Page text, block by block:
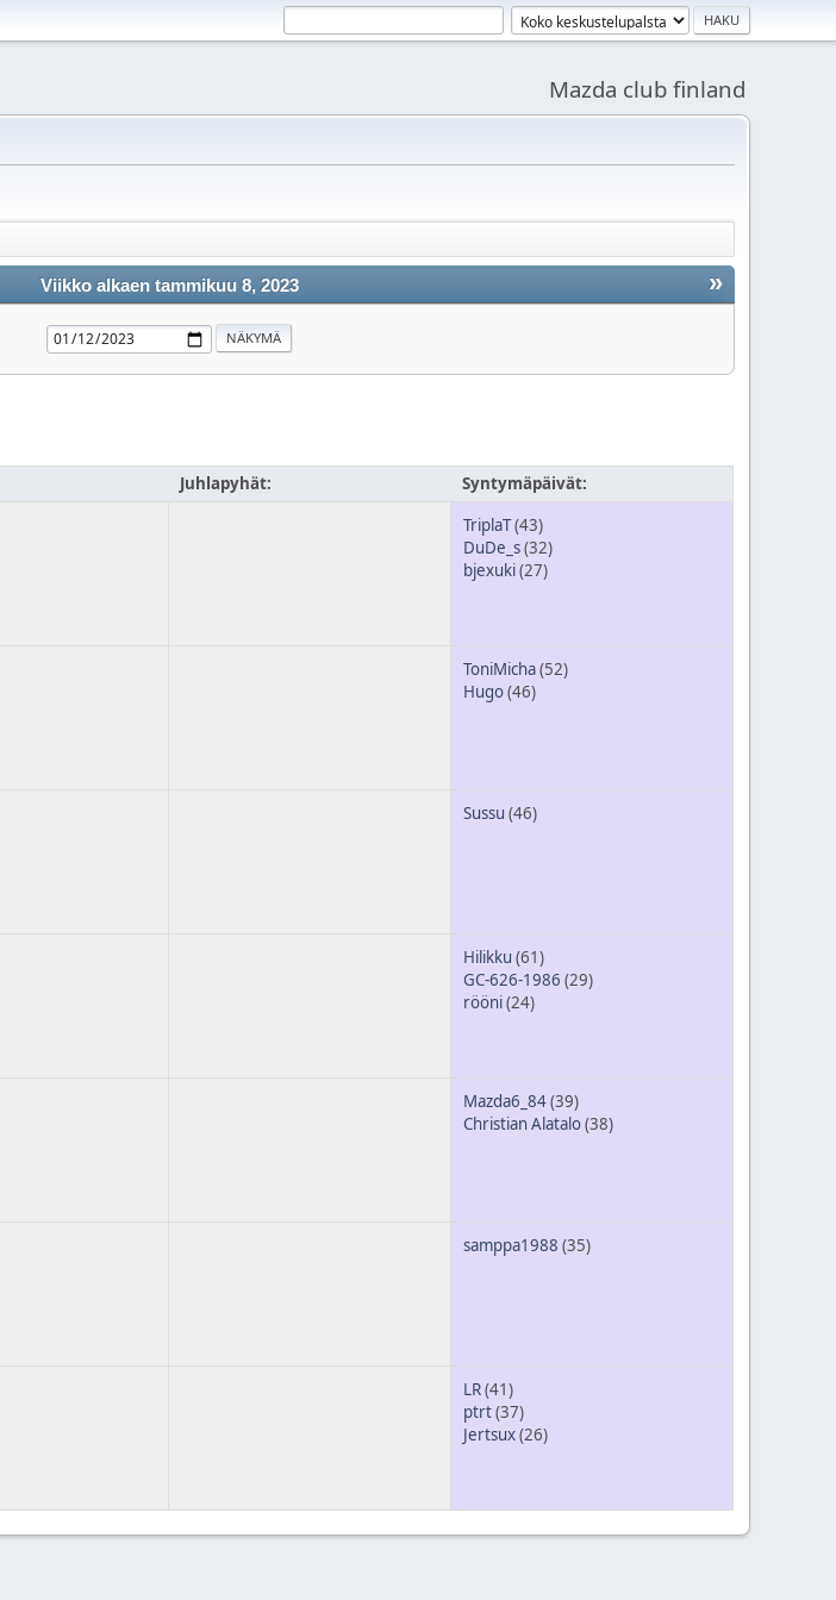
Mazda club finland
»
Viikko alkaen tammikuu 8, 2023
Juhlapyhät: Syntymäpäivät:
TriplaT(43)
DuDe_s(32)
bjexuki(27)
ToniMicha(52)
Hugo(46)
Sussu (46)
Hilikku (61)
GC-626-1986 (29)
rööni(24)
Mazda6_84(39)
Christian Alatalo(38)
samppa1988 (35)
LR(41)
ptrt(37)
Jertsux(26)